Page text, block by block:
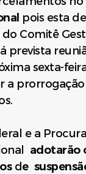
pois esta
Comitê
prevista
sexta-
a prorrogação
e a
adotarão
de